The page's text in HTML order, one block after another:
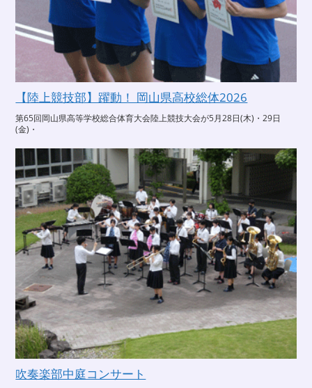
【陸上競技部】躍動！ 岡山県高校総体2026
第65回岡山県高等学校総合体育大会陸上競技大会が5月28日(木)・29日
(金)・
吹奏楽部中庭コンサート